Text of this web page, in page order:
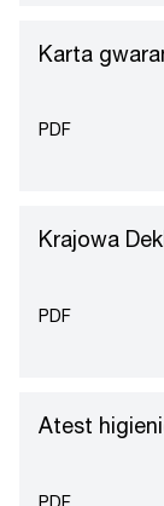
Karta
PDF
Krajowa
PDF
Atest